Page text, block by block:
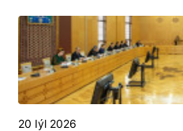
toplumlaýyn türgenleşik
20 Iýl 2026